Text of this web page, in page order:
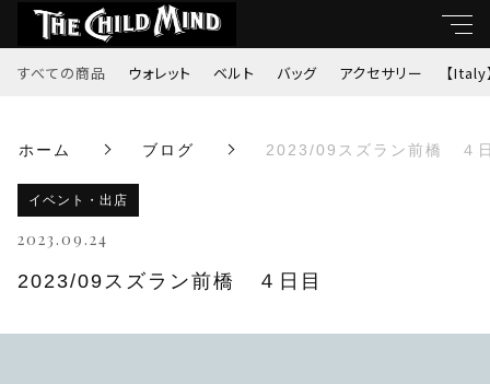
すべての商品 ウォレット ベルト バッグ アクセサリー 【Italy
ホーム ブログ 2023/09スズラン前橋 ４
イベント・出店
2023.09.24
2023/09スズラン前橋 ４日目
すべて
ベルト
バッグ
子カテゴリ